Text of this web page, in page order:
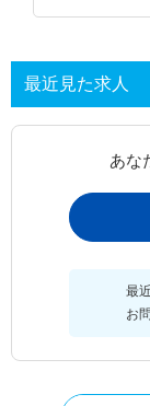
最近見た求人
あな
最
お